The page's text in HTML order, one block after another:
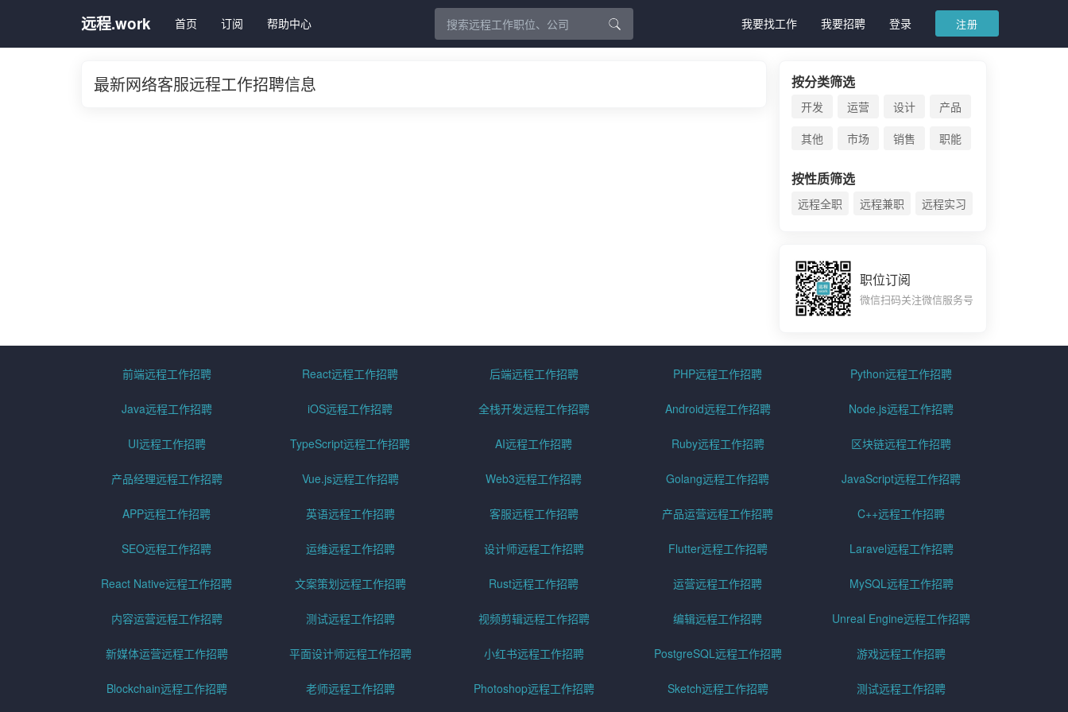
远程.work 首页 订阅 帮助中心 我要找工作 我要招聘 登录 注册
最新网络客服远程工作招聘信息 按分类筛选
开发 运营 设计
产品
其他
市场 销售 职能
按性质筛选
远程全职 远程兼职 远程实习
职位订阅
微信扫码关注微信服务号
前端远程工作招聘 React远程工作招聘 后端远程工作招聘 PHP远程工作招聘 Python远程工作招聘
Java远程工作招聘 iOS远程工作招聘 全栈开发远程工作招聘 Android远程工作招聘 Node.js远程工作招聘
UI远程工作招聘 TypeScript远程工作招聘 AI远程工作招聘 Ruby远程工作招聘 区块链远程工作招聘
产品经理远程工作招聘 Vue.js远程工作招聘 Web3远程工作招聘 Golang远程工作招聘 JavaScript远程工作招聘
APP远程工作招聘 英语远程工作招聘 客服远程工作招聘 产品运营远程工作招聘 C++远程工作招聘
SEO远程工作招聘 运维远程工作招聘 设计师远程工作招聘 Flutter远程工作招聘 Laravel远程工作招聘
React Native远程工作招聘 文案策划远程工作招聘 Rust远程工作招聘 运营远程工作招聘 MySQL远程工作招聘
内容运营远程工作招聘 测试远程工作招聘 视频剪辑远程工作招聘 编辑远程工作招聘 Unreal Engine远程工作招聘
新媒体运营远程工作招聘 平面设计师远程工作招聘 小红书远程工作招聘 PostgreSQL远程工作招聘 游戏远程工作招聘
Blockchain远程工作招聘 老师远程工作招聘 Photoshop远程工作招聘 Sketch远程工作招聘 测试远程工作招聘